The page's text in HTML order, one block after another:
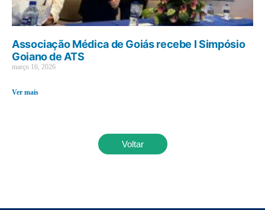
Associação Médica de Goiás recebe I Simpósio
Goiano de ATS
março 16, 2026
Ver mais
Voltar